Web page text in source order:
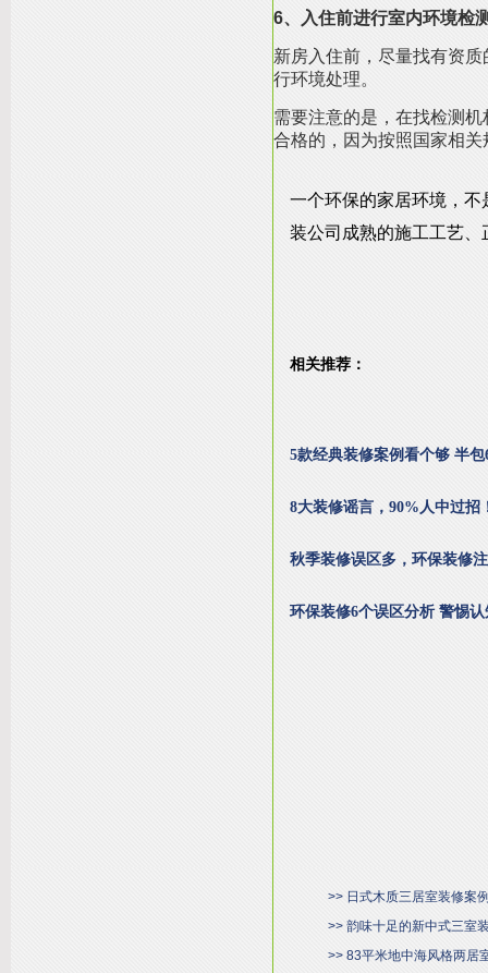
6、入住前进行室内环境检
新房入住前，尽量找有资
行环境处理。
需要注意的是，在找检测
合格的，因为按照国家相
一个环保的家居环境，
装公司成熟的施工工艺
相关推荐：
5款经典装修案例看个够 半
8大装修谣言，90%人中过招
秋季装修误区多，环保装修
环保装修6个误区分析 警惕
>> 日式木质三居室装修案
>> 韵味十足的新中式三室
>> 83平米地中海风格两居